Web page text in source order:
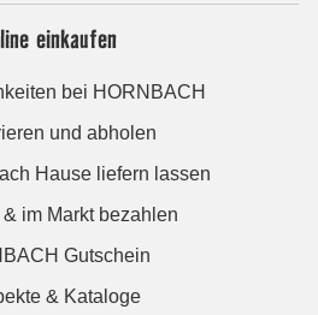
einkaufen
bei HORNBACH
und abholen
Hause liefern lassen
im Markt bezahlen
Gutschein
& Kataloge